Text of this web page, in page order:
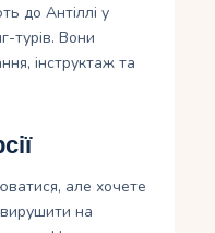
до Антіллі у
турів. Вони
інструктаж та
але хочете
на